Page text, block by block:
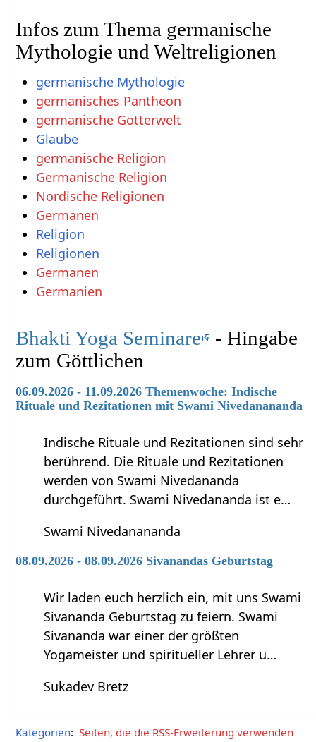
Infos zum Thema germanische
Mythologie und Weltreligionen
germanische Mythologie
germanisches Pantheon
germanische Götterwelt
Glaube
germanische Religion
Germanische Religion
Nordische Religionen
Germanen
Religion
Religionen
Germanen
Germanien
Bhakti Yoga Seminare
- Hingabe
zum Göttlichen
06.09.2026 - 11.09.2026 Themenwoche: Indische
Rituale und Rezitationen mit Swami Nivedanananda
Indische Rituale und Rezitationen sind sehr
berührend. Die Rituale und Rezitationen
werden von Swami Nivedananda
durchgeführt. Swami Nivedananda ist e…
Swami Nivedanananda
08.09.2026 - 08.09.2026 Sivanandas Geburtstag
Wir laden euch herzlich ein, mit uns Swami
Sivananda Geburtstag zu feiern. Swami
Sivananda war einer der größten
Yogameister und spiritueller Lehrer u…
Sukadev Bretz
Kategorien: Seiten, die die RSS-Erweiterung verwenden